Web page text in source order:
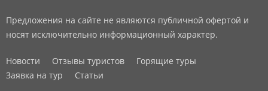
Предложения на сайте не являются публичной офертой и
носят исключительно информационный характер.
Новости Отзывы туристов
Горящие туры
Заявка на тур
Статьи